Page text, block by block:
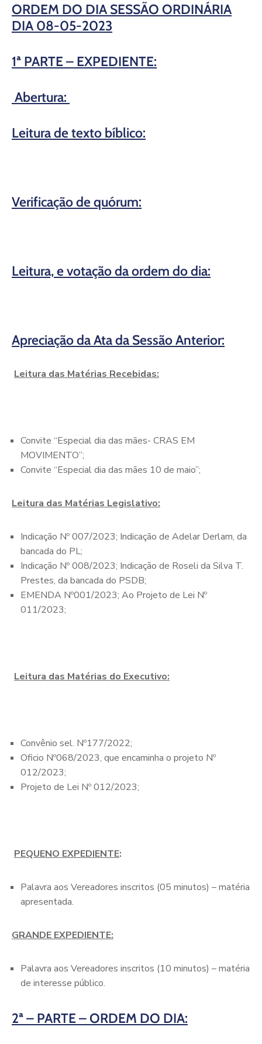
ORDEM DO DIA SESSÃO ORDINÁRIA
DIA 08-05-2023
1ª PARTE – EXPEDIENTE:
Abertura:
Leitura de texto bíblico:
Verificação de quórum:
Leitura, e votação da ordem do dia:
Apreciação da Ata da Sessão Anterior:
Leitura das Matérias Recebidas:
Convite “Especial dia das mães- CRAS EM
MOVIMENTO”;
Convite “Especial dia das mães 10 de maio”;
Leitura das Matérias Legislativo:
Indicação Nº 007/2023; Indicação de Adelar Derlam, da
bancada do PL;
Indicação Nº 008/2023; Indicação de Roseli da Silva T.
Prestes, da bancada do PSDB;
EMENDA Nº001/2023; Ao Projeto de Lei Nº
011/2023;
Leitura das Matérias do Executivo:
Convênio sel. Nº177/2022;
Oficio Nº068/2023, que encaminha o projeto Nº
012/2023;
Projeto de Lei Nº 012/2023;
PEQUENO EXPEDIENTE:
Palavra aos Vereadores inscritos (05 minutos) – matéria
apresentada.
GRANDE EXPEDIENTE:
Palavra aos Vereadores inscritos (10 minutos) – matéria
de interesse público.
2ª – PARTE – ORDEM DO DIA: